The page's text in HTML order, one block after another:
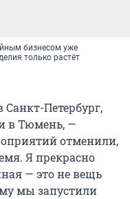
бизнесом уже
только растёт
Петербург,
в Тюмень, —
отменили,
Я прекрасно
— это не вещь
мы запустили